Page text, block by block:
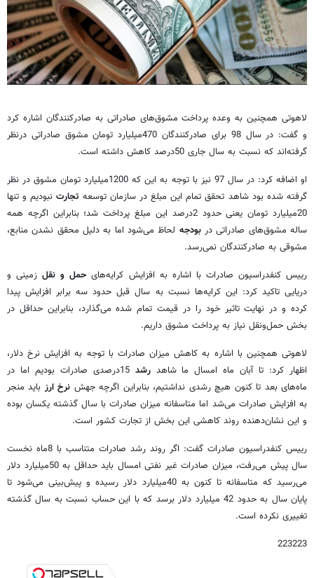
لاهوتی همچنین به وعده پرداخت مشوق‌های صادراتی به صادرکنندگان اشاره کرد
و گفت: در سال 98 برای صادرکنندگان 470میلیارد تومان مشوق صادراتی درنظر
گرفته‌اند که نسبت به سال جاری 50درصد کاهش داشته است.
او اضافه کرد: در سال 97 نیز با توجه به این که 1200میلیارد تومان مشوق در نظر
گرفته شده بود شاهد تحقق تمام این مبلغ در سازمان توسعه تجارتنبودیم و تنها
20میلیارد تومان یعنی حدود 2درصد این مبلغ پرداخت شد؛ بنابراین اگرچه همه
ساله مشوق‌های صادراتی دربودجه لحاظ می‌شود اما به دلیل محقق نشدن منابع،
مشوقی به صادرکنندگان نمی‌رسد.
رییس کنفدراسیون صادرات با اشاره به افزایش کرایه‌هایحمل و نقلزمینی و
دریایی تاکید کرد: این کرایه‌ها نسبت به سال قبل حدود سه برابر افزایش پیدا
کرده و در نهایت تاثیر خود را در قیمت تمام شده می‌گذارد، بنابراین حداقل در
بخش حمل‌ونقل نیاز به پرداخت مشوق‌ داریم.
لاهوتی همچنین با اشاره به کاهش میزان صادرات با توجه به افزایش نرخ دلار،
اظهار کرد: تا آبان ماه امسال ما شاهدرشد
15درصدی صادرات بودیم اما در
ماه‌های بعد تا کنون هیچ رشدی نداشتیم، بنابراین اگرچه جهش نرخ ارزباید منجر
به افزایش صادرات می‌شد اما متاسفانه میزان صادرات با سال گذشته یکسان بوده
و این نشان‌دهنده روند کاهشی این بخش از تجارت کشور است.
رییس کنفدراسیون صادرات گفت: اگر روند رشد صادرات متناسب با 8ماه نخست
سال پیش می‌رفت، میزان صادرات غیر نفتی امسال باید حداقل به 50میلیارد دلار
می‌رسید که متاسفانه تا کنون به 40میلیارد دلار رسیده و پیش‌بینی می‌شود تا
پایان سال به حدود 42 میلیارد دلار برسد که با این حساب نسبت به سال گذشته
تغییری نکرده است.
223223